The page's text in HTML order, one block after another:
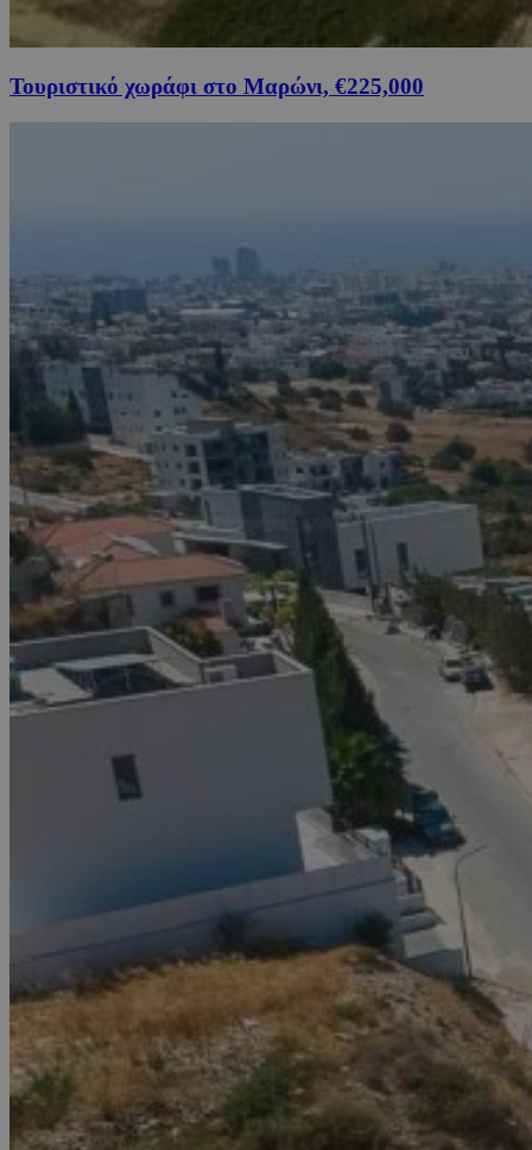
Τουριστικό χωράφι στο Μαρώνι, €225,000